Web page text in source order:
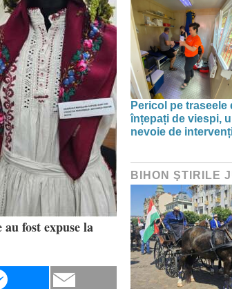
fost expuse la
Pericol pe
înțepați de viespi,
nevoie de
BIHON ŞTIRILE